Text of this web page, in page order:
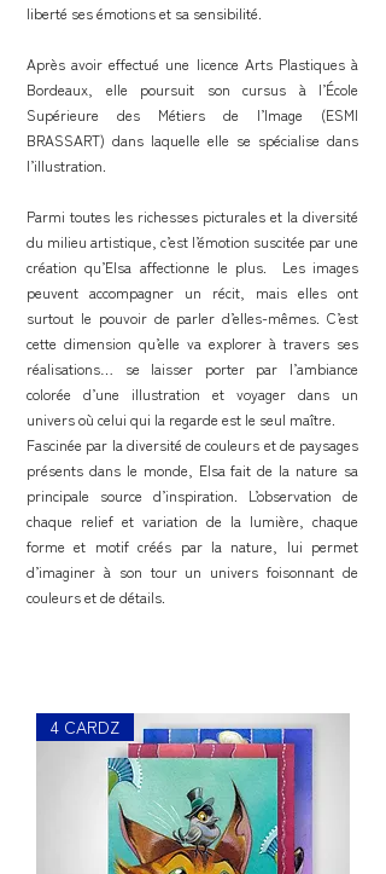
liberté ses émotions et sa sensibilité.
Après avoir effectué une licence Arts Plastiques à
Bordeaux, elle poursuit son cursus à l’École
Supérieure des Métiers de l’Image (ESMI
BRASSART) dans laquelle elle se spécialise dans
l’illustration.
Parmi toutes les richesses picturales et la diversité
du milieu artistique, c’est l’émotion suscitée par une
création qu’Elsa affectionne le plus. Les images
peuvent accompagner un récit, mais elles ont
surtout le pouvoir de parler d’elles-mêmes. C’est
cette dimension qu’elle va explorer à travers ses
réalisations… se laisser porter par l’ambiance
colorée d’une illustration et voyager dans un
univers où celui qui la regarde est le seul maître.
Fascinée par la diversité de couleurs et de paysages
présents dans le monde, Elsa fait de la nature sa
principale source d’inspiration. L’observation de
chaque relief et variation de la lumière, chaque
forme et motif créés par la nature, lui permet
d’imaginer à son tour un univers foisonnant de
couleurs et de détails.
4 CARDZ